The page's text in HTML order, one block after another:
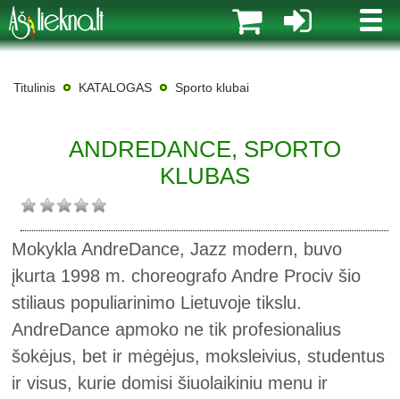
MENIU
Titulinis KATALOGAS Sporto klubai
ANDREDANCE, SPORTO
KLUBAS
Mokykla AndreDance, Jazz modern, buvo
įkurta 1998 m. choreografo Andre Prociv šio
stiliaus populiarinimo Lietuvoje tikslu.
AndreDance apmoko ne tik profesionalius
šokėjus, bet ir mėgėjus, moksleivius, studentus
ir visus, kurie domisi šiuolaikiniu menu ir